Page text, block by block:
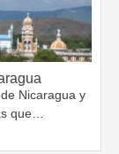
Nicaragua y
que…